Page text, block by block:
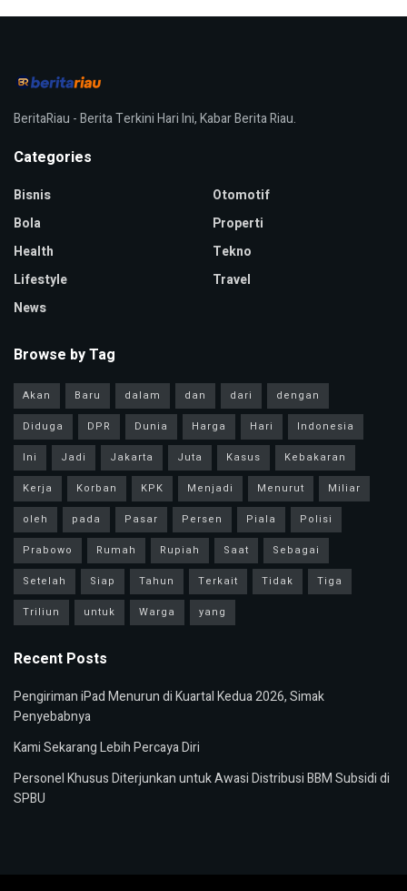
BeritaRiau - Berita Terkini Hari Ini, Kabar Berita Riau.
Categories
Bisnis
Bola
Health
Lifestyle
News
Otomotif
Properti
Tekno
Travel
Browse by Tag
Akan Baru dalam dan dari
dengan
Diduga
DPR Dunia Harga Hari
Indonesia
Ini
Jadi Jakarta Juta Kasus
Kebakaran
Kerja
Korban KPK Menjadi Menurut
Miliar
oleh
pada Pasar Persen Piala
Polisi
Prabowo
Rumah Rupiah Saat
Sebagai
Setelah
Siap Tahun Terkait Tidak
Tiga
Triliun
untuk Warga yang
Recent Posts
Pengiriman iPad Menurun di Kuartal Kedua 2026, Simak
Penyebabnya
Kami Sekarang Lebih Percaya Diri
Personel Khusus Diterjunkan untuk Awasi Distribusi BBM Subsidi di
SPBU